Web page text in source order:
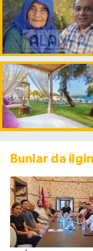
Bunlar da